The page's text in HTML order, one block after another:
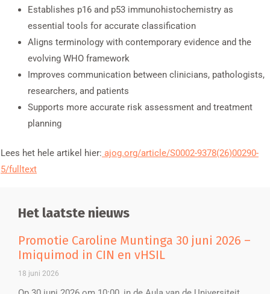
Establishes p16 and p53 immunohistochemistry as
essential tools for accurate classification
Aligns terminology with contemporary evidence and the
evolving WHO framework
Improves communication between clinicians, pathologists,
researchers, and patients
Supports more accurate risk assessment and treatment
planning
Lees het hele artikel hier: ajog.org/article/S0002-9378(26)00290-
5/fulltext
Het laatste nieuws
Promotie Caroline Muntinga 30 juni 2026 –
Imiquimod in CIN en vHSIL
18 juni 2026